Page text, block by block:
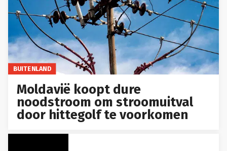
BUITENLAND
Moldavië koopt dure
noodstroom om stroomuitval
door hittegolf te voorkomen